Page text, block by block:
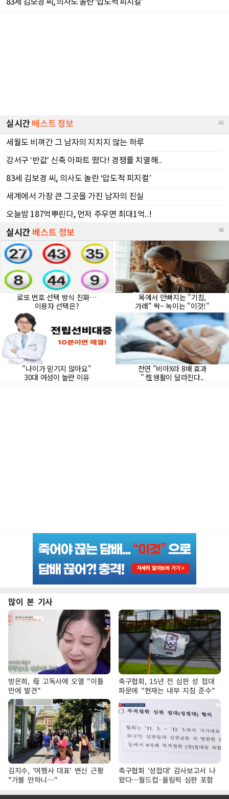
많이 본 기사
방은희, 母 고독사에 오열 "이틀
만에 발견"
축구협회, 15년 전 심판 성 접대
파문에 "현재는 내부 지침 준수"
김지수, '여행사 대표' 변신 근황
"가볼 만하니…"
축구협회 '성접대' 감사보고서 나
왔다…월드컵·올림픽 심판 포함